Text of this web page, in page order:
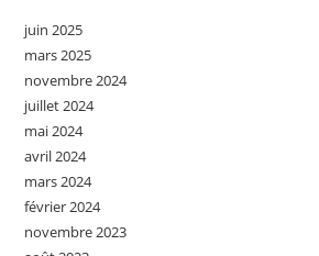
juin 2025
mars 2025
novembre 2024
juillet 2024
mai 2024
avril 2024
mars 2024
février 2024
novembre 2023